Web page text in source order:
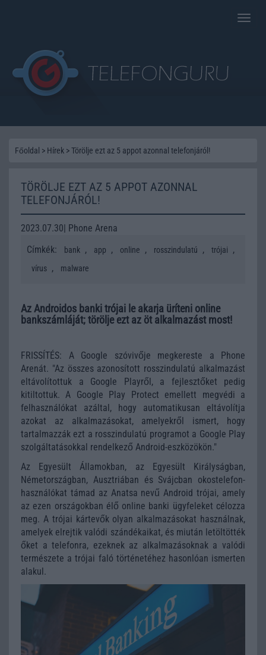
Toggle
Főoldal > Hírek >Törölje ezt az 5 appot azonnal telefonjáról!
TÖRÖLJE EZT AZ 5 APPOT AZONNAL
TELEFONJÁRÓL!
2023.07.30| Phone Arena
Címkék:
bank , app , online , rosszindulatú , trójai ,
vírus , malware
Az Androidos banki trójai le akarja üríteni online
bankszámláját; törölje ezt az öt alkalmazást most!
FRISSÍTÉS: A Google szóvivője megkereste a Phone
Arenát. "Az összes azonosított rosszindulatú alkalmazást
eltávolítottuk a Google Playről, a fejlesztőket pedig
kitiltottuk. A Google Play Protect emellett megvédi a
felhasználókat azáltal, hogy automatikusan eltávolítja
azokat az alkalmazásokat, amelyekről ismert, hogy
tartalmazzák ezt a rosszindulatú programot a Google Play
szolgáltatásokkal rendelkező Android-eszközökön."
Az Egyesült Államokban, az Egyesült Királyságban,
Németországban, Ausztriában és Svájcban okostelefon-
használókat támad az Anatsa nevű Android trójai, amely
az ezen országokban élő online banki ügyfeleket célozza
meg. A trójai kártevők olyan alkalmazásokat használnak,
amelyek elrejtik valódi szándékaikat, és miután letöltötték
őket a telefonra, ezeknek az alkalmazásoknak a valódi
természete a trójai faló történetéhez hasonlóan ismerten
alakul.